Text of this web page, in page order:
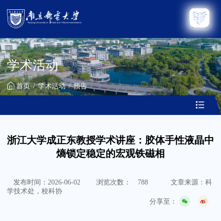
学术活动
首页 学术活动 预告
浙江大学成正东教授学术讲座：胶体手性液晶中
熵锁定稳定的宏观铁磁相
发布时间：2026-06-02 浏览次数： 788
文章来源：科
学技术处，校科协
分享至：